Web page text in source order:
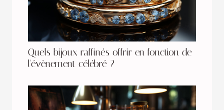
Quels bijoux raffinés offrir en fonction de
l'évènement célébré ?